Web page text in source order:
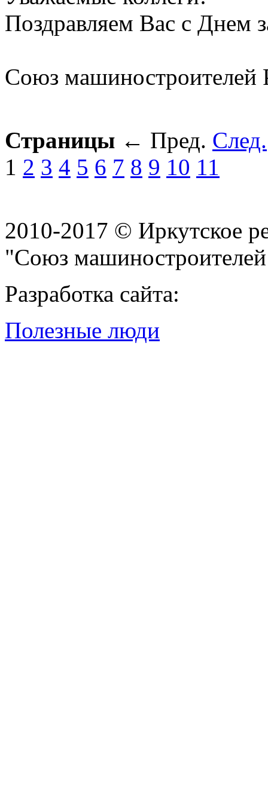
Поздравляем Вас с Днем
Союз машиностроителей
Страницы ← Пред. След.
1 2 3 4 5 6 7 8 9 10 11
2010-2017 © Иркутское
"Союз
Разработка сайта:
Полезные люди